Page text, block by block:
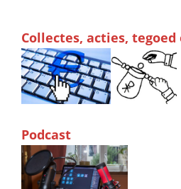
Collectes, acties,
Podcast